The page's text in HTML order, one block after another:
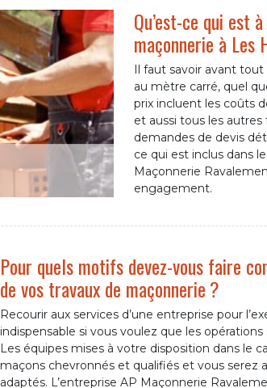
Qu’est-ce qui est
maçonnerie à Les
Il faut savoir avant
au mètre carré, quel
prix incluent les coûts
et aussi tous les
demandes de devis
ce qui est inclus dans
Maçonnerie
engagement.
Pour quels motifs devez-vous faire
de vos travaux de maçonnerie ?
Recourir aux services d’une entreprise pour
indispensable si vous voulez que les
Les équipes mises à votre disposition dans le
maçons chevronnés et qualifiés et vous serez
adaptés. L’entreprise AP Maçonnerie